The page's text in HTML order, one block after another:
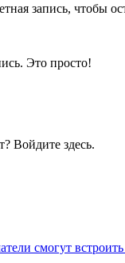
запись, чтобы
Это просто!
Войдите здесь.
смогут